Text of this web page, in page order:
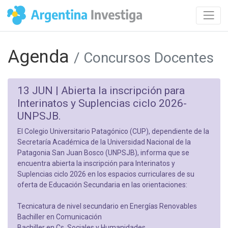
Agenda / Concursos Docentes
13 JUN | Abierta la inscripción para
Interinatos y Suplencias ciclo 2026-
UNPSJB.
El Colegio Universitario Patagónico (CUP), dependiente de la
Secretaría Académica de la Universidad Nacional de la
Patagonia San Juan Bosco (UNPSJB), informa que se
encuentra abierta la inscripción para Interinatos y
Suplencias ciclo 2026 en los espacios curriculares de su
oferta de Educación Secundaria en las orientaciones:
Tecnicatura de nivel secundario en Energías Renovables
Bachiller en Comunicación